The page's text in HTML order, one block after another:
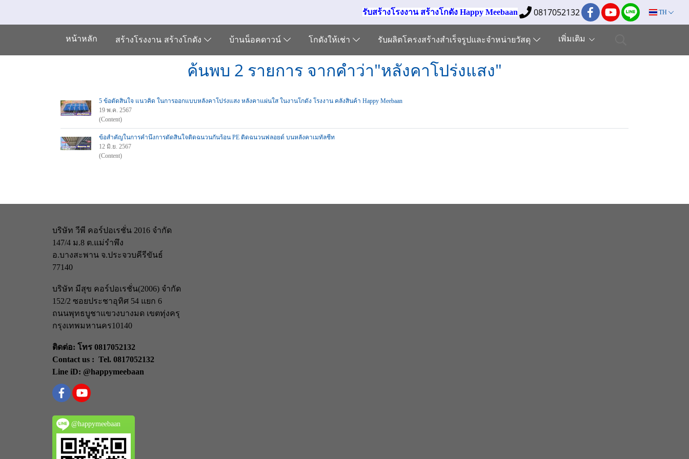
รับสร้างโรงงาน สร้างโกดัง Happy Meebaan 0817052132 TH
หน้าหลัก สร้างโรงงาน สร้างโกดัง บ้านน็อคดาวน์ โกดังให้เช่า รับผลิตโครงสร้างสำเร็จรูปและจำหน่ายวัสดุ เพิ่มเติม
ค้นพบ 2 รายการ จากคำว่า"หลังคาโปร่งแสง"
5 ข้อตัดสินใจ แนวคิด ในการออกแบบหลังคาโปร่งแสง หลังคาแผ่นใส ในงานโกดัง โรงงาน คลังสินค้า Happy Meebaan
19 พ.ค. 2567
(Content)
ข้อสำคัญในการคำนึงการตัดสินใจติดฉนวนกันร้อน PE ติดฉนวนฟลอยด์ บนหลังคาเมทัลชีท
12 มิ.ย. 2567
(Content)
บริษัท วีพี คอร์ปอเรชั่น 2016 จำกัด
147/4 ม.8 ต.แม่รำพึง
อ.บางสะพาน จ.ประจวบคีรีขันธ์
77140
บริษัท มีสุข คอร์ปอเรชั่น(2006) จำกัด
152/2 ซอยประชาอุทิศ 54 แยก 6
ถนนพุทธบูชาแขวงบางมด เขตทุ่งครุ
กรุงเทพมหานคร10140
ติดต่อ: โทร 0817052132
Contact us : Tel. 0817052132
Line iD: @happymeebaan
@happymeebaan